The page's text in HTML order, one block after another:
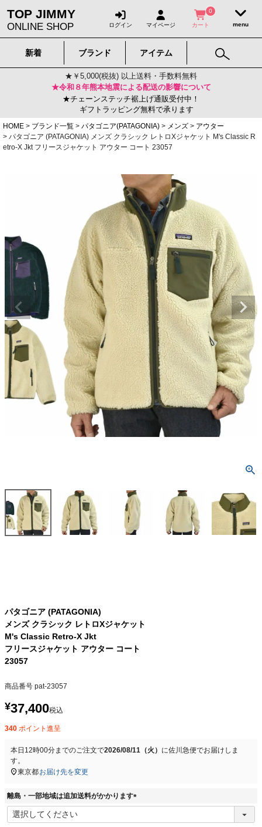
TOP JIMMY
ONLINE SHOP ログイン マイページ
0
カート
新着 ブランド アイテム
★￥5,000(税抜) 以上送料・手数料無料
★令和８年熊本地震による配送の影響について
★チェーンステッチ裾上げ通販受付中！
ギフトラッピング無料で承ります
HOME
ブランド一覧 パタゴニア(PATAGONIA) メンズ
アウター
パタゴニア (PATAGONIA) メンズ クラシック レトロXジャケット M's Classic R
etro-X Jkt フリースジャケット アウター コート 23057
パタゴニア (PATAGONIA)
メンズ クラシック レトロXジャケット
M's Classic Retro-X Jkt
フリースジャケット アウター コート
23057
商品番号 pat-23057
¥37,400税込
340 ポイント進呈
本日 12時00分までのご注文で2026/08/11（火） に佐川急便でお届けしま
す。
東京都お届け先を変更
離島・一部地域は追加送料がかかります
(